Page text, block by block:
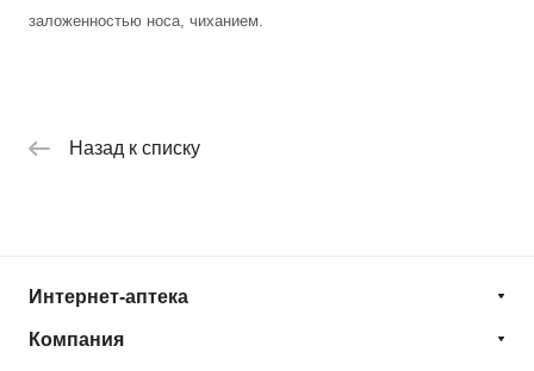
заложенностью носа, чиханием.
Назад к списку
Интернет-аптека
Компания